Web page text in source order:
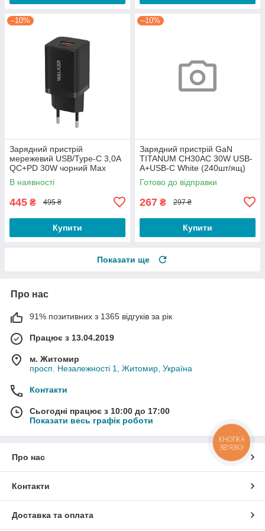
–10%
Зарядний пристрій
мережевий USB/Type-C 3,0A
QC+PD 30W чорний Max
WALKER WH-60
В наявності
445 ₴ 495 ₴
Купити
–10%
Зарядний пристрій GaN
TITANUM CH30AC 30W USB-
A+USB-C White (240шт/ящ)
Готово до відправки
267 ₴ 297 ₴
Купити
Показати ще
Про нас
91% позитивних з 1365 відгуків за рік
Працює з 13.04.2019
м. Житомир
просп. Незалежності 1, Житомир, Україна
Контакти
Сьогодні працює з 10:00 до 17:00
Показати весь графік роботи
Про нас
Контакти
Доставка та оплата
КНОПКА
ЗВ'ЯЗКУ